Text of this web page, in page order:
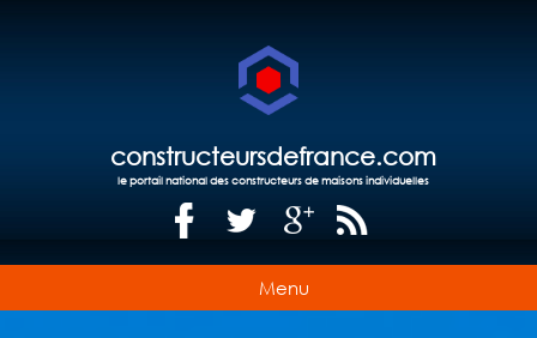
constructeursdefrance.com
le portail national des constructeurs de maisons individuelles
Menu